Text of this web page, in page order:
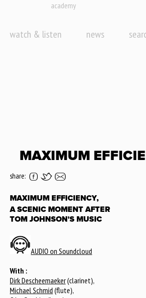
academy
watch & listen news
MAXIMUM
share:
MAXIMUM EFFICIENCY,
A SCENIC MOMENT AFTER
TOM JOHNSON'S MUSIC
AUDIO on Soundcloud
With :
Dirk Descheemaeker(clarinet),
Michael Schmid (flute),